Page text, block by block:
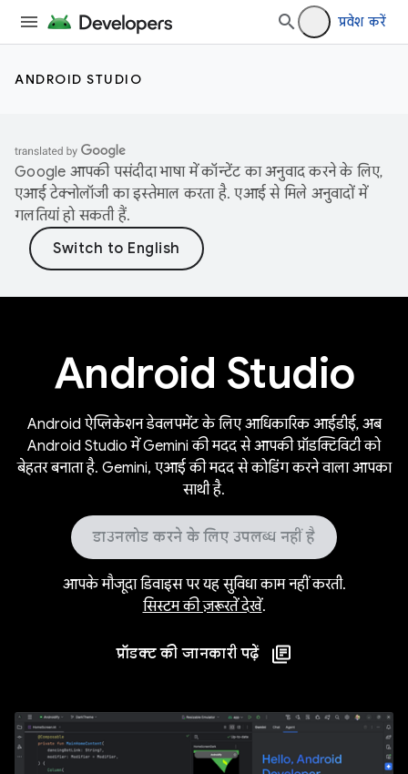
प्रवेश करें
ANDROID STUDIO
Google आपकी पसंदीदा भाषा में कॉन्टेंट का अनुवाद करने के लिए,
एआई टेक्नोलॉजी का इस्तेमाल करता है. एआई से मिले अनुवादों में
गलतियां हो सकती हैं.
Android Studio
Android ऐप्लिकेशन डेवलपमेंट के लिए आधिकारिक आईडीई, अब
Android Studio में Gemini की मदद से आपकी प्रॉडक्टिविटी को
बेहतर बनाता है. Gemini, एआई की मदद से कोडिंग करने वाला आपका
साथी है.
डाउनलोड करने के लिए उपलब्ध नहीं है
आपके मौजूदा डिवाइस पर यह सुविधा काम नहीं करती.
सिस्टम की ज़रूरतें देखें.
प्रॉडक्ट की जानकारी पढ़ें